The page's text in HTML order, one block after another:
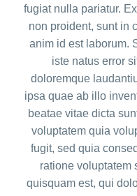
fugiat nulla pariatur.
non proident, sunt in
anim id est laborum.
iste natus error
doloremque
ipsa quae ab illo
beatae vitae dicta
voluptatem quia
fugit, sed quia
ratione voluptatem
quisquam est, qui